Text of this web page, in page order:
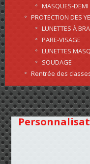
MASQUES-DEMI
PROTECTION DES
LUNETTES À
PARE-VISAGE
LUNETTES
SOUDAGE
Rentrée des